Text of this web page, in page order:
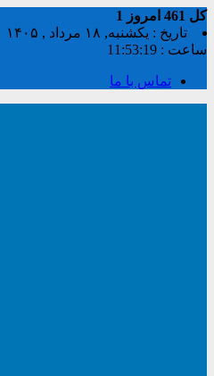
کل امروز
1
تاریخ : یکشنبه, ۱۸ مرداد , ۱۴۰۵
ساعت : 11:53:19
تماس با ما